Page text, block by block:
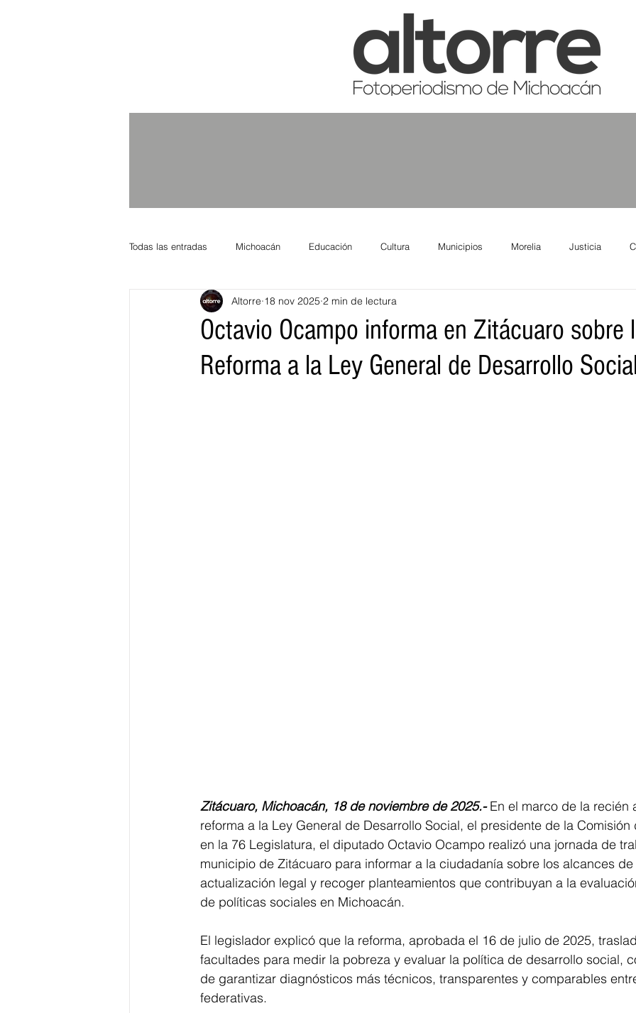
Todas las entradas Michoacán Educación Cultura Municipios Morelia Justicia
Nacional Internacional Columnistas Salud
Gobernador Segob Sedeco Turismo Sader DIF Mujeres Scop
Octavio Ocampo informa en Zitácuaro sobre
Reforma a la Ley General de Desarrollo Social
Altorre 18 nov 2025 2 min de lectura
Zitácuaro, Michoacán, 18 de noviembre de 2025.- En el marco de la recién
reforma a la Ley General de Desarrollo Social, el presidente de la Comisión
en la 76 Legislatura, el diputado Octavio Ocampo realizó una jornada de
municipio de Zitácuaro para informar a la ciudadanía sobre los alcances de
actualización legal y recoger planteamientos que contribuyan a la
de políticas sociales en Michoacán.
El legislador explicó que la reforma, aprobada el 16 de julio de 2025,
facultades para medir la pobreza y evaluar la política de desarrollo social,
de garantizar diagnósticos más técnicos, transparentes y comparables
federativas.